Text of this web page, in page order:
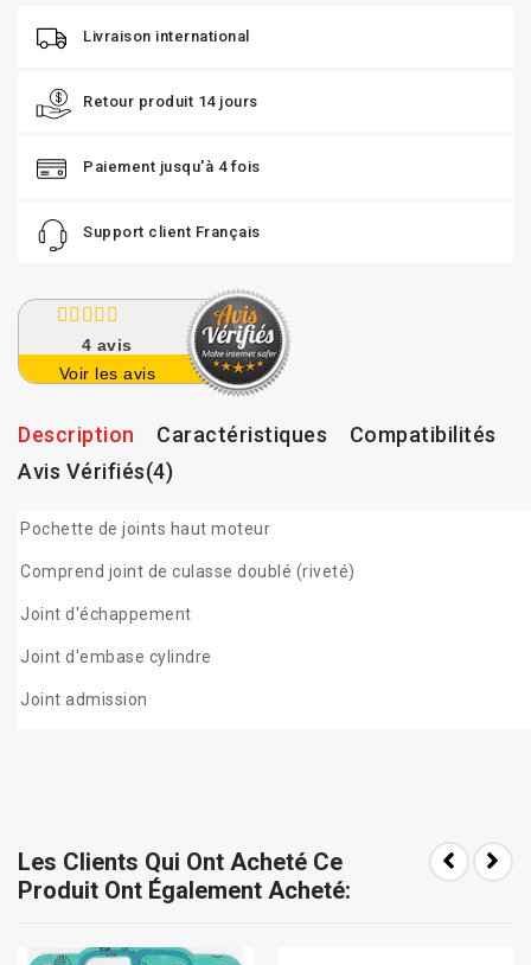
Livraison international
Retour produit 14 jours
Paiement jusqu'à 4 fois
Support client Français
4 avis
Voir les avis
Description Caractéristiques
Compatibilités
Avis Vérifiés(4)
Pochette de joints haut moteur
Comprend joint de culasse doublé (riveté)
Joint d'échappement
Joint d'embase cylindre
Joint admission
Les Clients Qui Ont Acheté Ce
Produit Ont Également Acheté: